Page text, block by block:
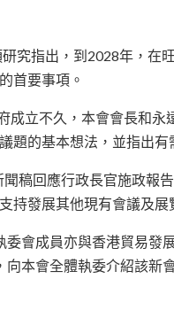
究指出，到2028年，在
首要事項。
成立不久，本會會長和
題的基本想法，並指出有
稿回應行政長官施政報
持發展其他現有會議及
委會成員亦與香港貿易發
向本會全體執委介紹該新